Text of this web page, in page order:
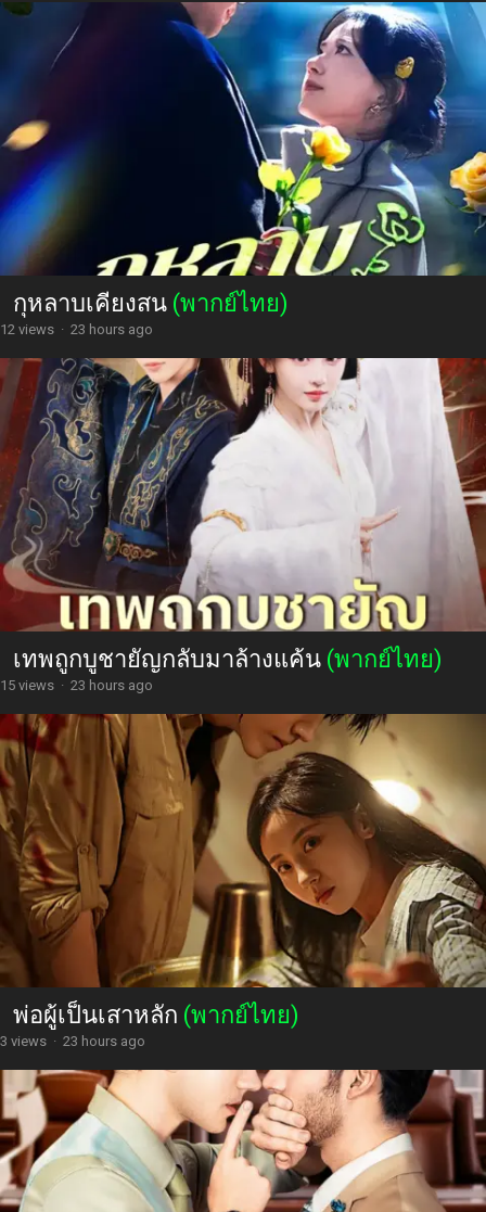
กุหลาบเคียงสน (พากย์ไทย)
12 views · 23 hours ago
เทพถูกบูชายัญกลับมาล้างแค้น (พากย์ไทย)
15 views · 23 hours ago
พ่อผู้เป็นเสาหลัก (พากย์ไทย)
3 views · 23 hours ago